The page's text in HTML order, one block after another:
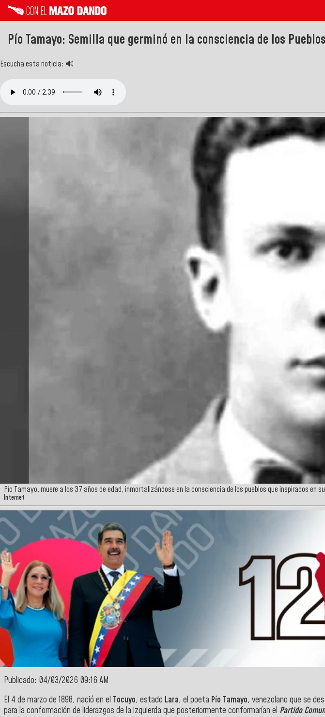
Pío Tamayo: Semilla que germinó en la consciencia de los
Escucha esta noticia: 🔊
Pío Tamayo, muere a los 37 años de edad, inmortalizándose en la consciencia de los pueblos que inspirados
Internet
Publicado: 04/03/2026 09:16 AM
El 4 de marzo de 1898, nació en el Tocuyo, estado Lara, el poeta Pío Tamayo, venezolano que se
para la conformación de liderazgos de la izquierda que posteriormente conformarían el Partido